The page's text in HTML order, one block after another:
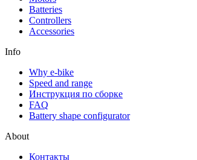
Batteries
Controllers
Accessories
Info
Why e-bike
Speed and range
Инструкция по сборке
FAQ
Battery shape configurator
About
Контакты